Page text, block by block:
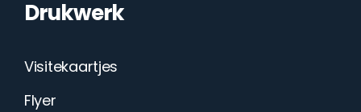
Drukwerk
Visitekaartjes
Flyer